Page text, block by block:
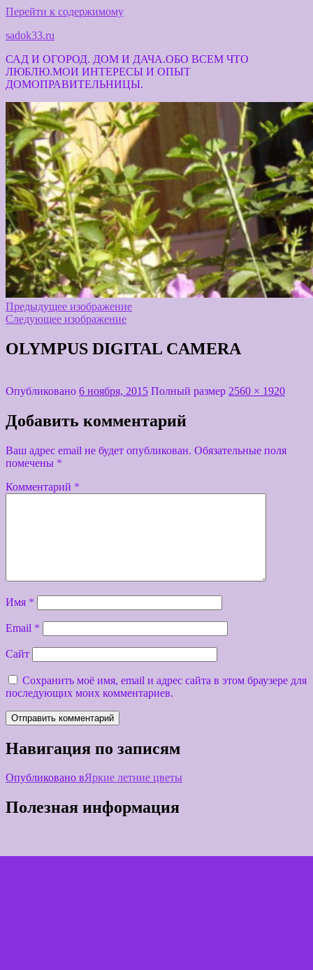
Перейти к содержимому
sadok33.ru
САД И ОГОРОД. ДОМ И ДАЧА.ОБО ВСЕМ ЧТО
ЛЮБЛЮ.МОИ ИНТЕРЕСЫ И ОПЫТ
ДОМОПРАВИТЕЛЬНИЦЫ.
Предыдущее изображение
Следующее изображение
OLYMPUS DIGITAL CAMERA
Опубликовано 6 ноября, 2015 Полный размер 2560 × 1920
Добавить комментарий
Ваш адрес email не будет опубликован. Обязательные поля
помечены *
Комментарий *
Имя *
Email *
Сайт
Сохранить моё имя, email и адрес сайта в этом браузере для
последующих моих комментариев.
Навигация по записям
Опубликовано вЯркие летние цветы
Полезная информация